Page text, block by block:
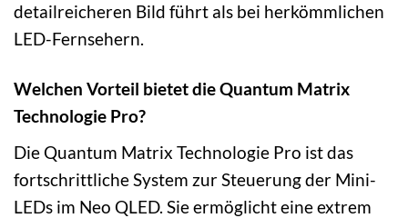
detailreicheren Bild führt als bei herkömmlichen
LED-Fernsehern.
Welchen Vorteil bietet die Quantum Matrix
Technologie Pro?
Die Quantum Matrix Technologie Pro ist das
fortschrittliche System zur Steuerung der Mini-
LEDs im Neo QLED. Sie ermöglicht eine extrem